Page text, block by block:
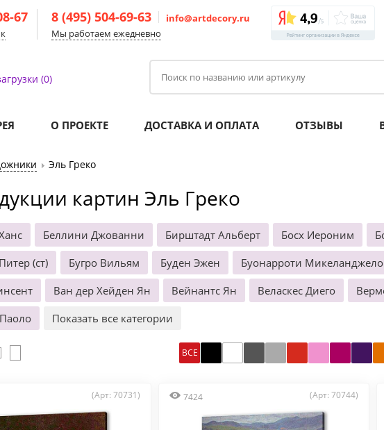
67 8 (495) 504-69-63
info@artdecory.ru
Мы работаем ежедневно
(0)
О ПРОЕКТЕ ДОСТАВКА И ОПЛАТА ОТЗЫВЫ
Эль Греко
картин Эль Греко
Беллини Джованни Бирштадт Альберт Босх Иероним
(ст)
Бугро Вильям Буден Эжен Буонарроти Микеланджело
Ван дер Хейден Ян Вейнантс Ян Веласкес Диего
Показать все категории
ВСЕ
(Арт: 70731) 7424 (Арт: 70744)